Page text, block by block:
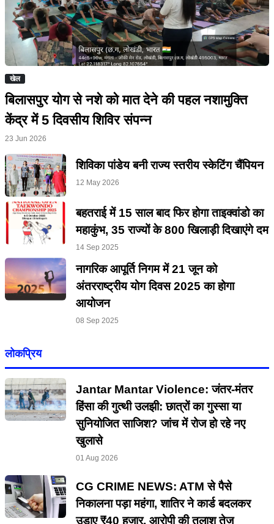
खेल
बिलासपुर योग से नशे को मात देने की पहल नशामुक्ति
केंद्र में 5 दिवसीय शिविर संपन्न
23 Jun 2026
शिविका पांडेय बनी राज्य स्तरीय स्केटिंग चैंपियन
12 May 2026
बहतराई में 15 साल बाद फिर होगा ताइक्वांडो का
महाकुंभ, 35 राज्यों के 800 खिलाड़ी दिखाएंगे दम
14 Sep 2025
नागरिक आपूर्ति निगम में 21 जून को
अंतरराष्ट्रीय योग दिवस 2025 का होगा
आयोजन
08 Sep 2025
लोकप्रिय
Jantar Mantar Violence: जंतर-मंतर
हिंसा की गुत्थी उलझी: छात्रों का गुस्सा या
सुनियोजित साजिश? जांच में रोज हो रहे नए
खुलासे
01 Aug 2026
CG CRIME NEWS: ATM से पैसे
निकालना पड़ा महंगा, शातिर ने कार्ड बदलकर
उड़ाए ₹40 हजार, आरोपी की तलाश तेज